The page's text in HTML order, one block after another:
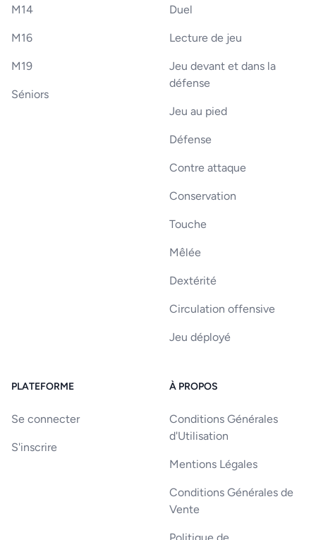
M14
M16
M19
Séniors
Duel
Lecture de jeu
Jeu devant et dans la
défense
Jeu au pied
Défense
Contre attaque
Conservation
Touche
Mêlée
Dextérité
Circulation offensive
Jeu déployé
PLATEFORME
Se connecter
S'inscrire
À PROPOS
Conditions Générales
d'Utilisation
Mentions Légales
Conditions Générales de
Vente